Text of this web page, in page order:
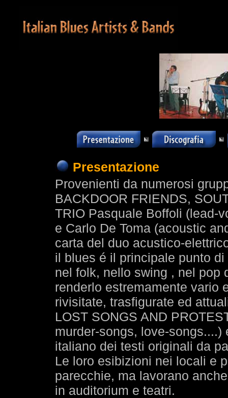
Presentazione
Provenienti da numerosi
BACKDOOR FRIENDS,
TRIO Pasquale Boffoli (lead-
e Carlo De Toma (acoustic
carta del duo acustico-
il blues é il principale punto
nel folk, nello swing , nel pop
renderlo estremamente vario
rivisitate, trasfigurate ed
LOST SONGS AND
murder-songs, love-
italiano dei testi originali da
Le loro esibizioni nei locali e
parecchie, ma lavorano
in auditorium e teatri.